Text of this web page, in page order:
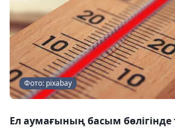
Фото: pixabay
Ел аумағының басым бөлігінде